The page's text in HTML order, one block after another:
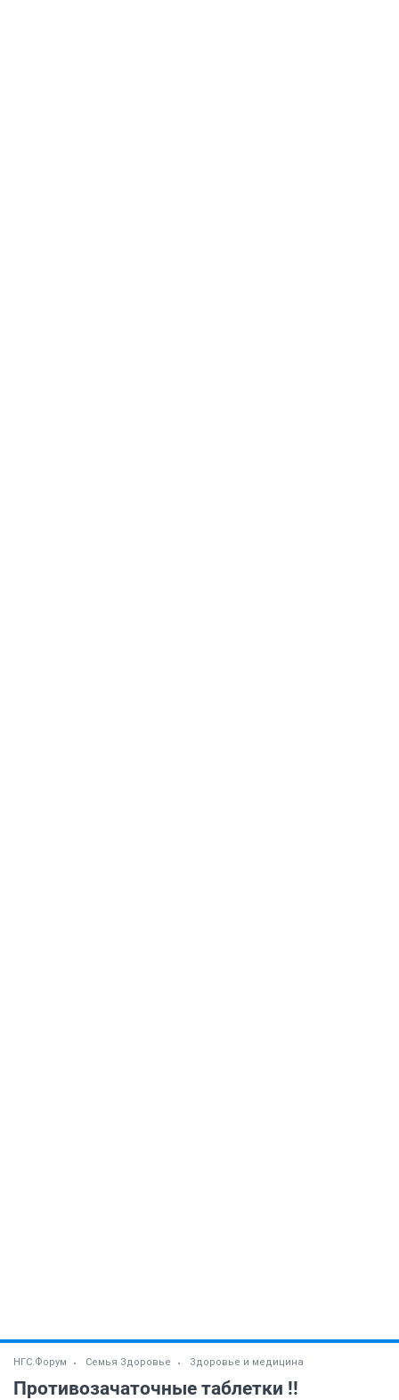
НГС.Форум Семья Здоровье Здоровье и медицина
Противозачаточные таблетки !!